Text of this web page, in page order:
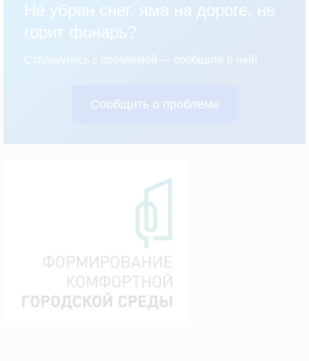
Не убран снег, яма на дороге, не
горит фонарь?
Столкнулись с проблемой — сообщите о ней!
Сообщить о проблеме